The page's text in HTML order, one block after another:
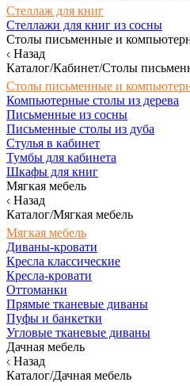
Стеллаж для книг
Стеллажи для книг из сосны
Столы письменные и
Назад
Каталог/Кабинет/Столы
Столы письменные и
Компьютерные столы из дерева
Письменные из сосны
Письменные столы из дуба
Стулья в кабинет
Тумбы для кабинета
Шкафы для книг
Мягкая мебель
Назад
Каталог/Мягкая мебель
Мягкая мебель
Диваны-кровати
Кресла классические
Кресла-кровати
Оттоманки
Прямые тканевые диваны
Пуфы и банкетки
Угловые тканевые диваны
Дачная мебель
Назад
Каталог/Дачная мебель